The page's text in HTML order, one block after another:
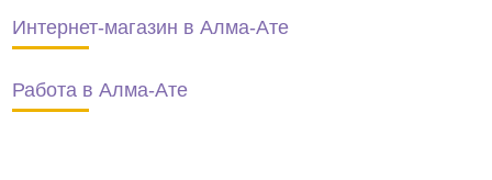
Интернет-магазин в Алма-Ате
Работа в Алма-Ате